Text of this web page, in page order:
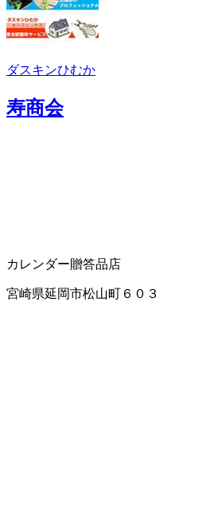
ダスキンひむか
寿商会
カレンダー贈答品店
宮崎県延岡市松山町６０３